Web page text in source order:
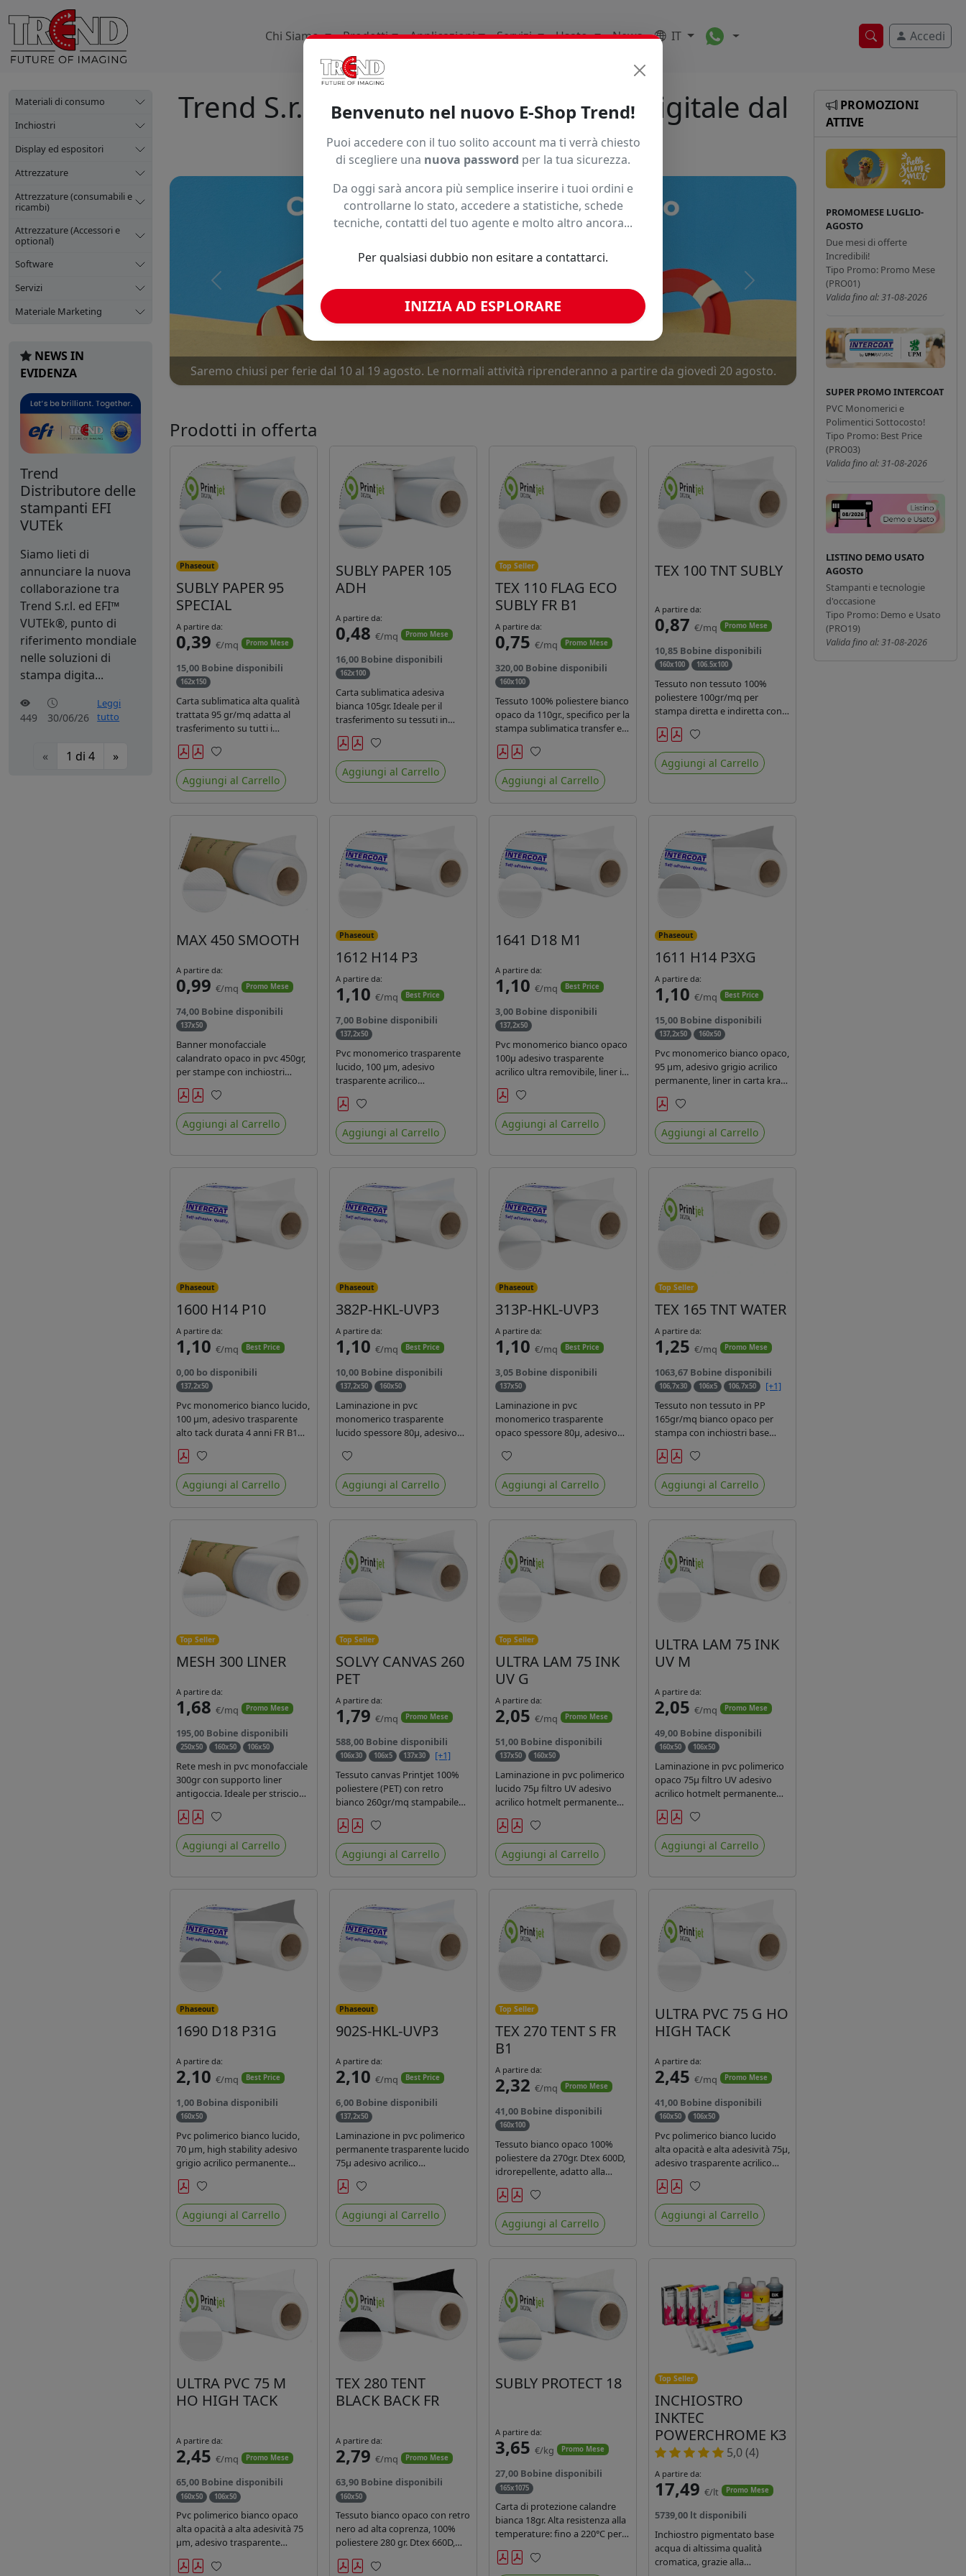
Ricerca veloce
Accedi
Chi Siamo Prodotti Applicazioni Servizi Usato News IT Toggle Dropdown
Materiali di consumo
Inchiostri
Display ed espositori
Attrezzature
Attrezzature (consumabili e
ricambi)
Attrezzature (Accessori e
optional)
Software
Servizi
Materiale Marketing
NEWS IN
EVIDENZA
Trend
Distributore delle
stampanti EFI
VUTEk
Siamo lieti di
annunciare la nuova
collaborazione tra
Trend S.r.l. ed EFI™
VUTEk®, punto di
riferimento mondiale
nelle soluzioni di
stampa digita...
449 30/06/26
Leggi
tutto
« 1 di 4 »
Trend S.r.l.
Supporti per la stampa digitale dal
1997
Saremo chiusi per ferie dal 10 al 19 agosto. Le normali attività riprenderanno a partire da giovedì 20 agosto.
Precedente Successivo
Prodotti in offerta
Phaseout
SUBLY PAPER 95
SPECIAL
A partire da:
0,39 €/mq Promo Mese
15,00 Bobine disponibili
162x150
Carta sublimatica alta qualità
trattata 95 gr/mq adatta al
trasferimento su tutti i
materiali in poliestere.
Preferiti
Aggiungi al Carrello
SUBLY PAPER 105
ADH
A partire da:
0,48 €/mq Promo Mese
16,00 Bobine disponibili
162x100
Carta sublimatica adesiva
bianca 105gr. Ideale per il
trasferimento su tessuti in
poliestere nel settore
sportwear .
Preferiti
Aggiungi al Carrello
Top Seller
TEX 110 FLAG ECO
SUBLY FR B1
A partire da:
0,75 €/mq Promo Mese
320,00 Bobine disponibili
160x100
Tessuto 100% poliestere bianco
opaco da 110gr., specifico per la
stampa sublimatica transfer e
diretta. Ideale per la
realizzazione di stendardi e
bandiere, grazie al passaggio
dell'inchiostro su entrambi i
Preferiti
Aggiungi al Carrello
TEX 100 TNT SUBLY
A partire da:
0,87 €/mq Promo Mese
10,85 Bobine disponibili
160x100 106.5x100
Tessuto non tessuto 100%
poliestere 100gr/mq per
stampa diretta e indiretta con
inchiostro sublimatico, latex e
uv.
Preferiti
Aggiungi al Carrello
MAX 450 SMOOTH
A partire da:
0,99 €/mq Promo Mese
74,00 Bobine disponibili
137x50
Banner monofacciale
calandrato opaco in pvc 450gr,
per stampe con inchiostri
solvente ed ecosolvente , uv e
latex.
Preferiti
Aggiungi al Carrello
Phaseout
1612 H14 P3
A partire da:
1,10 €/mq Best Price
7,00 Bobine disponibili
137,2x50
Pvc monomerico trasparente
lucido, 100 µm, adesivo
trasparente acrilico
permanente durata 3 anni, liner
in carta kraft monosiliconata da
135 gr, REACH compliant per
stampa con inchiostri solvente
Preferiti
Aggiungi al Carrello
1641 D18 M1
A partire da:
1,10 €/mq Best Price
3,00 Bobine disponibili
137,2x50
Pvc monomerico bianco opaco
100µ adesivo trasparente
acrilico ultra removibile, liner in
carta kraft da 140gr/mq. Durata
3 anni. Dotato di certificato FR
B1 e conforme alla normativa
REACH.
Preferiti
Aggiungi al Carrello
Phaseout
1611 H14 P3XG
A partire da:
1,10 €/mq Best Price
15,00 Bobine disponibili
137,2x50 160x50
Pvc monomerico bianco opaco,
95 µm, adesivo grigio acrilico
permanente, liner in carta kraft
siliconata 135gr/mq. Durata 3
anni, certificato FR B1,
conforme al REACH, stampa
con ink solvente, ecosolvente,
Preferiti
Aggiungi al Carrello
Phaseout
1600 H14 P10
A partire da:
1,10 €/mq Best Price
0,00 bo disponibili
137,2x50
Pvc monomerico bianco lucido,
100 µm, adesivo trasparente
alto tack durata 4 anni FR B1
REACH per stampa solvente
ecosolvente uv latex, Liner in
carta KRAFT monosiliconata
135gr. brand Intercoat.
Preferiti
Aggiungi al Carrello
Phaseout
382P-HKL-UVP3
A partire da:
1,10 €/mq Best Price
10,00 Bobine disponibili
137,2x50 160x50
Laminazione in pvc
monomerico trasparente
lucido spessore 80µ, adesivo
permanente, liner in carta
glassine siliconata da 72 gr.
Durata 3 anni, ideale per
Preferiti
Aggiungi al Carrello
Phaseout
313P-HKL-UVP3
A partire da:
1,10 €/mq Best Price
3,05 Bobine disponibili
137x50
Laminazione in pvc
monomerico trasparente
opaco spessore 80µ, adesivo
specifico per ink uv, liner in
carta kraft da 90gr. Durata 3
anni, dotata di filtro uv, idonea
Preferiti
Aggiungi al Carrello
Top Seller
TEX 165 TNT WATER
A partire da:
1,25 €/mq Promo Mese
1063,67 Bobine disponibili
106,7x30 106x5 106,7x50
[+1]
Tessuto non tessuto in PP
165gr/mq bianco opaco per
stampa con inchiostri base
acqua, latex, uv, ecosolvente.
Finitura a rombi spundbond e
coating superficiale con totale
assenza di peluria. Occhiellabile,
Preferiti
Aggiungi al Carrello
Top Seller
MESH 300 LINER
A partire da:
1,68 €/mq Promo Mese
195,00 Bobine disponibili
250x50 160x50 106x50
Rete mesh in pvc monofacciale
300gr con supporto liner
antigoccia. Ideale per striscioni
e coperture antivento.
Saldabile, stampabile con
inchiostri solvente,
ecosolvente, uv e latex. Densità
Preferiti
Aggiungi al Carrello
Top Seller
SOLVY CANVAS 260
PET
A partire da:
1,79 €/mq Promo Mese
588,00 Bobine disponibili
106x30 106x5 137x30
[+1]
Tessuto canvas Printjet 100%
poliestere (PET) con retro
bianco 260gr/mq stampabile
con inchiostri solvente,
ecosolvente, uv e latex.
Preferiti
Aggiungi al Carrello
Top Seller
ULTRA LAM 75 INK
UV G
A partire da:
2,05 €/mq Promo Mese
51,00 Bobine disponibili
137x50 160x50
Laminazione in pvc polimerico
lucido 75µ filtro UV adesivo
acrilico hotmelt permanente
specifico per stampe con
inchiostri UV durata 7 anni
indoor e 5 outdoor. Dotato di
certificato ignifugo Bs1d0.
Preferiti
Aggiungi al Carrello
ULTRA LAM 75 INK
UV M
A partire da:
2,05 €/mq Promo Mese
49,00 Bobine disponibili
160x50 106x50
Laminazione in pvc polimerico
opaco 75µ filtro UV adesivo
acrilico hotmelt permanente
specifico per stampe con
inchiostri UV durata 7 anni
indoor e 5 outdoor. Dotato di
certificato ignifugo Bs1d0.
Preferiti
Aggiungi al Carrello
Phaseout
1690 D18 P31G
A partire da:
2,10 €/mq Best Price
1,00 Bobina disponibili
160x50
Pvc polimerico bianco lucido,
70 µm, high stability adesivo
grigio acrilico permanente
durata 5-7 anni, per stampe
con inchiostri solvente,
ecosolvente, UV e latex.
Preferiti
Aggiungi al Carrello
Phaseout
902S-HKL-UVP3
A partire da:
2,10 €/mq Best Price
6,00 Bobine disponibili
137,2x50
Laminazione in pvc polimerico
permanente trasparente lucido
75µ adesivo acrilico
permanente durata 5 anni con
filtro uv, carta kraft. Ideale per
stampe con inchiostro
ecosolvente, UV e latex.
Preferiti
Aggiungi al Carrello
Top Seller
TEX 270 TENT S FR
B1
A partire da:
2,32 €/mq Promo Mese
41,00 Bobine disponibili
160x100
Tessuto bianco opaco 100%
poliestere da 270gr. Dtex 600D,
idrorepellente, adatto alla
stampa solvente, ecosolvente,
uv, latex (di terza generazione).
Ideale per tende ,coperture
gazebo, prodotti gonfiabili o
Preferiti
Aggiungi al Carrello
ULTRA PVC 75 G HO
HIGH TACK
A partire da:
2,45 €/mq Promo Mese
41,00 Bobine disponibili
160x50 106x50
Pvc polimerico bianco lucido
alta opacità e alta adesività 75µ,
adesivo trasparente acrilico
hotmelt permanente, durata 5-
7 anni, liner 140gr PE su
entrambi lati. Prestazioni di alto
livello. Dotato di certificato
Preferiti
Aggiungi al Carrello
ULTRA PVC 75 M
HO HIGH TACK
A partire da:
2,45 €/mq Promo Mese
65,00 Bobine disponibili
160x50 106x50
Pvc polimerico bianco opaco
alta opacità a alta adesività 75
µm, adesivo trasparente
acrilico hotmelt permanente,
durata 5-7 anni liner 140gr PE
TEX 280 TENT
BLACK BACK FR
A partire da:
2,79 €/mq Promo Mese
63,90 Bobine disponibili
160x50
Tessuto bianco opaco con retro
nero ad alta coprenza, 100%
poliestere 280 gr. Dtex 660D,
idrorepellente, adatto alla
stampa sublimatica indiretta.
SUBLY PROTECT 18
A partire da:
3,65 €/kg Promo Mese
27,00 Bobine disponibili
165x1075
Carta di protezione calandre
bianca 18gr. Alta resistenza alla
temperature: fino a 220°C per
40 secondi. Lunghezza 1075
mtl, peso kg 35, diam. 20cm.
Preferiti
Top Seller
INCHIOSTRO
INKTEC
POWERCHROME K3
5,0 (4)
A partire da:
17,49 €/lt Promo Mese
5739,00 lt disponibili
Inchiostro pigmentato base
acqua di altissima qualità
cromatica, grazie alla
PROMOZIONI
ATTIVE
PROMOMESE LUGLIO-
AGOSTO
Due mesi di offerte
Incredibili!
Tipo Promo: Promo Mese
(PRO01)
Valida fino al: 31-08-2026
SUPER PROMO INTERCOAT
PVC Monomerici e
Polimentici Sottocosto!
Tipo Promo: Best Price
(PRO03)
Valida fino al: 31-08-2026
LISTINO DEMO USATO
AGOSTO
Stampanti e tecnologie
d'occasione
Tipo Promo: Demo e Usato
(PRO19)
Valida fino al: 31-08-2026
Benvenuto nel nuovo E-Shop Trend!
Puoi accedere con il tuo solito account ma ti verrà chiesto
di scegliere una nuova password per la tua sicurezza.
Da oggi sarà ancora più semplice inserire i tuoi ordini e
controllarne lo stato, accedere a statistiche, schede
tecniche, contatti del tuo agente e molto altro ancora...
Per qualsiasi dubbio non esitare a contattarci.
INIZIA AD ESPLORARE